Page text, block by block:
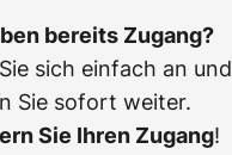
bereits Zugang?
sich einfach an und
Sie sofort weiter.
Sie Ihren Zugang!